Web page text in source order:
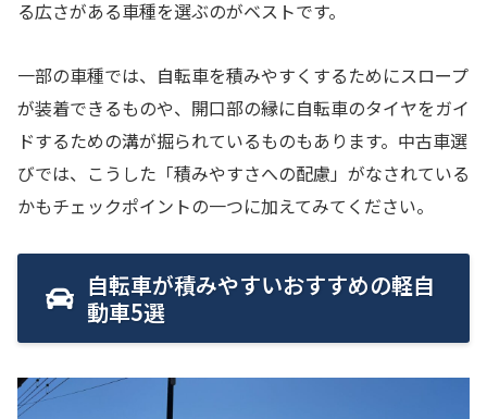
る広さがある車種を選ぶのがベストです。
一部の車種では、自転車を積みやすくするためにスロープ
が装着できるものや、開口部の縁に自転車のタイヤをガイ
ドするための溝が掘られているものもあります。中古車選
びでは、こうした「積みやすさへの配慮」がなされている
かもチェックポイントの一つに加えてみてください。
自転車が積みやすいおすすめの軽自
動車5選